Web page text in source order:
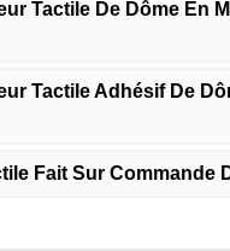
Tactile De Dôme En
Tactile Adhésif De
Fait Sur Commande